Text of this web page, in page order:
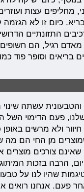
מחליפים עצות
כיום זו לא
התזונתיים
מאדם רגיל, הם
בריאים וסופר פוד כמו
עשתה
פעם הדימוי השל
ולא מרשים באופן
מן החי הם מה
צורכים מוצרים
הרבה בזכות
שהיו לנו על
פעם. אנחנו רואים